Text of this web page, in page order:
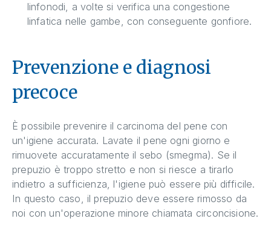
linfonodi, a volte si verifica una congestione
linfatica nelle gambe, con conseguente gonfiore.
Prevenzione e diagnosi
precoce
È possibile prevenire il carcinoma del pene con
un'igiene accurata. Lavate il pene ogni giorno e
rimuovete accuratamente il sebo (smegma). Se il
prepuzio è troppo stretto e non si riesce a tirarlo
indietro a sufficienza, l'igiene può essere più difficile.
In questo caso, il prepuzio deve essere rimosso da
noi con un'operazione minore chiamata circoncisione.